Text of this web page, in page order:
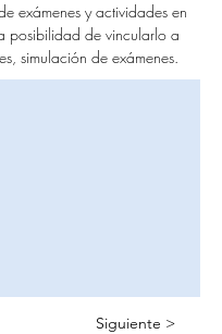
exámenes y actividades en
posibilidad de vincularlo a
simulación de exámenes.
Siguiente >